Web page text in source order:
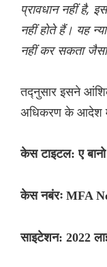
प्रावधान नहीं है,
नहीं होते हैं। यह
नहीं कर सकता
तद्नुसार इसने
अधिकरण के आदेश
केस टाइटल: ए
केस नबंरः MFA
साइटेशन: 2022